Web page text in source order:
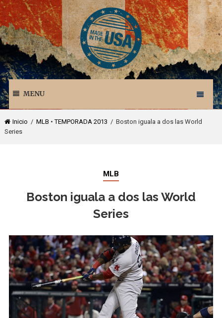
MENU
Inicio / MLB •TEMPORADA 2013 / Boston iguala a dos las World
Series
MLB
Boston iguala a dos las World
Series